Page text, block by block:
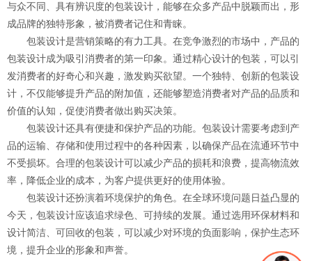
与众不同、具有辨识度的包装设计，能够在众多产品中脱颖而出，形
成品牌的独特形象，被消费者记住和青睐。
包装设计是营销策略的有力工具。在竞争激烈的市场中，产品的
包装设计成为吸引消费者的第一印象。通过精心设计的包装，可以引
发消费者的好奇心和兴趣，激发购买欲望。一个独特、创新的包装设
计，不仅能够提升产品的附加值，还能够塑造消费者对产品的品质和
价值的认知，促使消费者做出购买决策。
包装设计还具有便捷和保护产品的功能。包装设计需要考虑到产
品的运输、存储和使用过程中的各种因素，以确保产品在流通环节中
不受损坏。合理的包装设计可以减少产品的损耗和浪费，提高物流效
率，降低企业的成本，为客户提供更好的使用体验。
包装设计还扮演着环境保护的角色。在全球环境问题日益凸显的
今天，包装设计应该追求绿色、可持续的发展。通过选用环保材料和
设计简洁、可回收的包装，可以减少对环境的负面影响，保护生态环
境，提升企业的形象和声誉。